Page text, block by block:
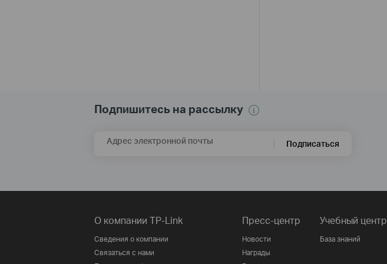
Подпишитесь на рассылку
Адрес электронной почты Подписаться
О компании TP-Link
Сведения о компании
Связаться с нами
Пресс-центр
Новости
Награды
Учебный центр
База знаний